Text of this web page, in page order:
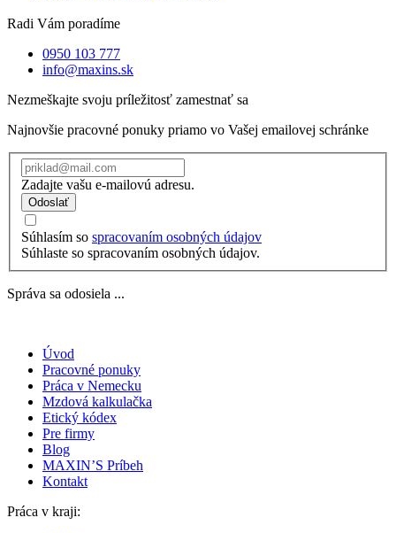
Radi Vám poradíme
0950 103 777
info@maxins.sk
Nezmeškajte svoju príležitosť zamestnať sa
Najnovšie pracovné ponuky priamo vo Vašej emailovej schránke
Zadajte vašu e-mailovú adresu.
Odoslať
Súhlasím so spracovaním osobných údajov
Súhlaste so spracovaním osobných údajov.
Správa sa odosiela ...
Úvod
Pracovné ponuky
Práca v Nemecku
Mzdová kalkulačka
Etický kódex
Pre firmy
Blog
MAXIN’S Príbeh
Kontakt
Práca v kraji: